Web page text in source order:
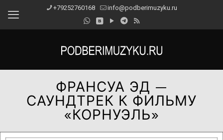
+79252760168 info@podberimuzyku.ru
ФРАНСУА ЭД —
САУНДТРЕК К ФИЛЬМУ
«КОРНУЭЛЬ»